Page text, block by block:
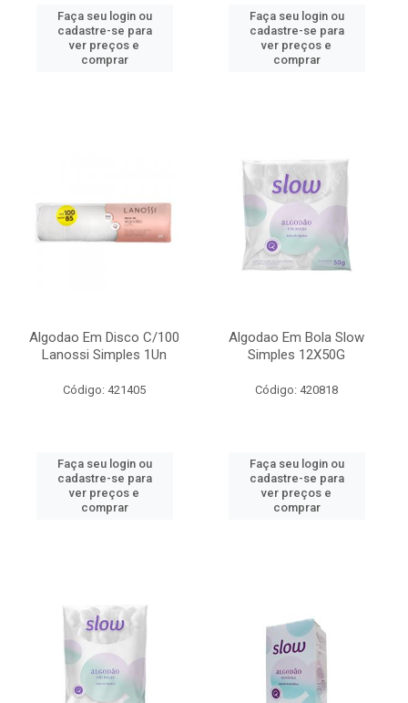
Faça seu login ou
cadastre-se para
ver preços e
comprar
Faça seu login ou
cadastre-se para
ver preços e
comprar
Algodao Em Disco C/100
Lanossi Simples 1Un
Código: 421405
Faça seu login ou
cadastre-se para
ver preços e
comprar
Algodao Em Bola Slow
Simples 12X50G
Código: 420818
Faça seu login ou
cadastre-se para
ver preços e
comprar